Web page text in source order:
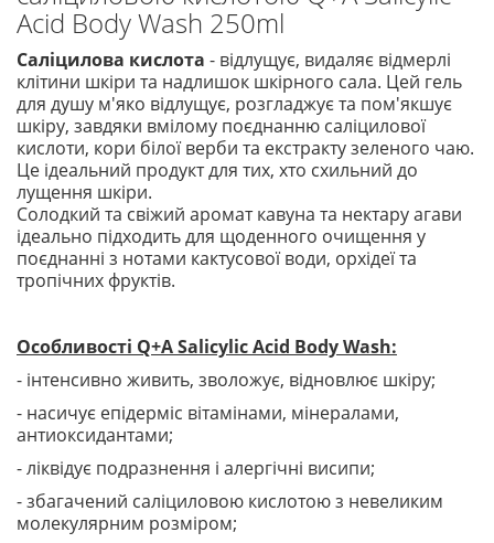
Acid Body Wash 250ml
Саліцилова кислота - відлущує, видаляє відмерлі
клітини шкіри та надлишок шкірного сала. Цей гель
для душу м'яко відлущує, розгладжує та пом'якшує
шкіру, завдяки вмілому поєднанню саліцилової
кислоти, кори білої верби та екстракту зеленого чаю.
Це ідеальний продукт для тих, хто схильний до
лущення шкіри.
Солодкий та свіжий аромат кавуна та нектару агави
ідеально підходить для щоденного очищення у
поєднанні з нотами кактусової води, орхідеї та
тропічних фруктів.
Особливості Q+A Salicylic Acid Body Wash:
- інтенсивно живить, зволожує, відновлює шкіру;
- насичує епідерміс вітамінами, мінералами,
антиоксидантами;
- ліквідує подразнення і алергічні висипи;
- збагачений саліциловою кислотою з невеликим
молекулярним розміром;